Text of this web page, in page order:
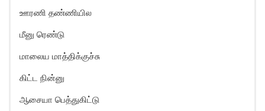
ஊரணி தண்ணியில
மீனு ரெண்டு
மாலைய மாத்திக்குச்சு
கிட்ட நின்னு
ஆசையா பெத்துகிட்டு